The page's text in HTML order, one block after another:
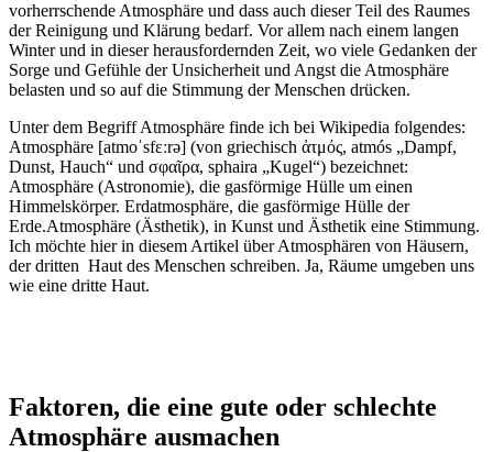
vorherrschende Atmosphäre und dass auch dieser Teil des Raumes
der Reinigung und Klärung bedarf. Vor allem nach einem langen
Winter und in dieser herausfordernden Zeit, wo viele Gedanken der
Sorge und Gefühle der Unsicherheit und Angst die Atmosphäre
belasten und so auf die Stimmung der Menschen drücken.
Unter dem Begriff Atmosphäre finde ich bei Wikipedia folgendes:
Atmosphäre [atmoˈsfɛːrə] (von griechisch ἀτμός, atmós „Dampf,
Dunst, Hauch“ und σφαῖρα, sphaira „Kugel“) bezeichnet:
Atmosphäre (Astronomie), die gasförmige Hülle um einen
Himmelskörper. Erdatmosphäre, die gasförmige Hülle der
Erde.Atmosphäre (Ästhetik), in Kunst und Ästhetik eine Stimmung.
Ich möchte hier in diesem Artikel über Atmosphären von Häusern,
der dritten Haut des Menschen schreiben. Ja, Räume umgeben uns
wie eine dritte Haut.
Faktoren, die eine gute oder schlechte
Atmosphäre ausmachen